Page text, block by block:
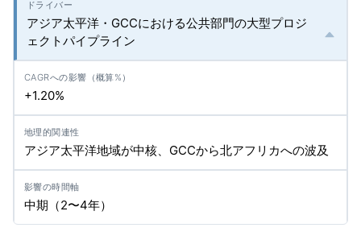
アジア太平洋・GCCにおける公共部門の大型プロジ
ェクトパイプライン
+1.20%
アジア太平洋地域が中核、GCCから北アフリカへの波及
中期（2〜4年）